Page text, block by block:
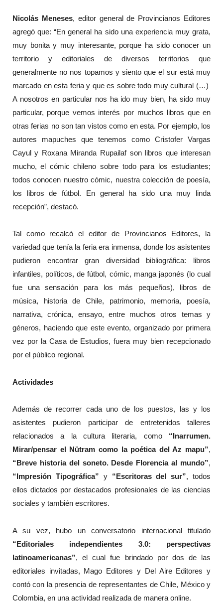
Nicolás Meneses, editor general de Provincianos Editores
agregó que: “En general ha sido una experiencia muy grata,
muy bonita y muy interesante, porque ha sido conocer un
territorio y editoriales de diversos territorios que
generalmente no nos topamos y siento que el sur está muy
marcado en esta feria y que es sobre todo muy cultural (…)
A nosotros en particular nos ha ido muy bien, ha sido muy
particular, porque vemos interés por muchos libros que en
otras ferias no son tan vistos como en esta. Por ejemplo, los
autores mapuches que tenemos como Cristofer Vargas
Cayul y Roxana Miranda Rupailaf son libros que interesan
mucho, el cómic chileno sobre todo para los estudiantes;
todos conocen nuestro cómic, nuestra colección de poesía,
los libros de fútbol. En general ha sido una muy linda
recepción”, destacó.
Tal como recalcó el editor de Provincianos Editores, la
variedad que tenía la feria era inmensa, donde los asistentes
pudieron encontrar gran diversidad bibliográfica: libros
infantiles, políticos, de fútbol, cómic, manga japonés (lo cual
fue una sensación para los más pequeños), libros de
música, historia de Chile, patrimonio, memoria, poesía,
narrativa, crónica, ensayo, entre muchos otros temas y
géneros, haciendo que este evento, organizado por primera
vez por la Casa de Estudios, fuera muy bien recepcionado
por el público regional.
Actividades
Además de recorrer cada uno de los puestos, las y los
asistentes pudieron participar de entretenidos talleres
relacionados a la cultura literaria, como “Inarrumen.
Mirar/pensar el Nütram como la poética del Az mapu”,
“Breve historia del soneto. Desde Florencia al mundo”,
“Impresión Tipográfica” y “Escritoras del sur”, todos
ellos dictados por destacados profesionales de las ciencias
sociales y también escritores.
A su vez, hubo un conversatorio internacional titulado
“Editoriales independientes 3.0: perspectivas
latinoamericanas”, el cual fue brindado por dos de las
editoriales invitadas, Mago Editores y Del Aire Editores y
contó con la presencia de representantes de Chile, México y
Colombia, en una actividad realizada de manera online.